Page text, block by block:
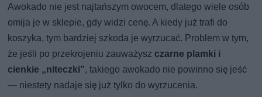
Awokado nie jest najtańszym owocem, dlatego wiele osób
omija je w sklepie, gdy widzi cenę. A kiedy już trafi do
koszyka, tym bardziej szkoda je wyrzucać. Problem w tym,
że jeśli po przekrojeniu zauważysz czarne plamki i
cienkie „niteczki”, takiego awokado nie powinno się jeść
— niestety nadaje się już tylko do wyrzucenia.